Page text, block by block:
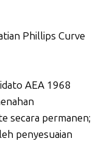
Phillips Curve
AEA 1968
secara permanen;
penyesuaian